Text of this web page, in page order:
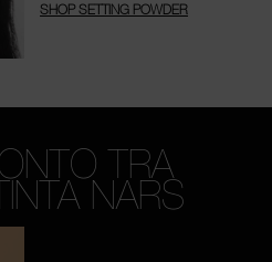
SHOP SETTING POWDER
TRA
NARS